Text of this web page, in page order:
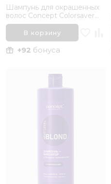
Шампунь для окрашенных
волос Concept Сolorsaver
Shampoo, 1000 мл
В корзину
+92 бонуса